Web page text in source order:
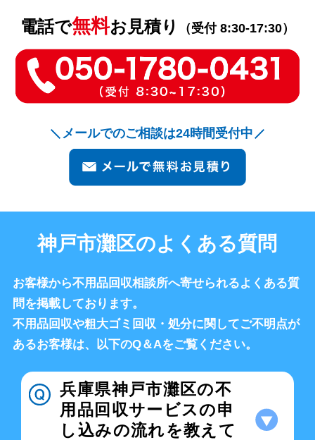
電話で無料お見積り （受付 8:30-17:30）
メールでのご相談は24時間受付中
神戸市灘区のよくある質問
お客様から不用品回収相談所へ寄せられるよくある質
問を掲載しております。
不用品回収や粗大ゴミ回収・処分に関してご不明点が
あるお客様は、以下のQ＆Aをご覧ください。
兵庫県神戸市灘区の不
用品回収サービスの申
し込みの流れを教えて